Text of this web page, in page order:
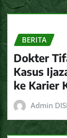
BERITA
Dokter
Kasus
ke Karier
Admin